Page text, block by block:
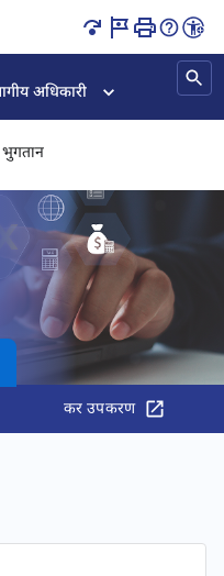
अधिकारी
कर भुगतान, (3 का 3)
कर उपकरण